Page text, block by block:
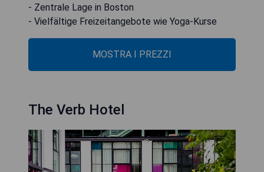
- Zentrale Lage in Boston
- Vielfältige Freizeitangebote wie Yoga-Kurse
MOSTRA I PREZZI
The Verb Hotel